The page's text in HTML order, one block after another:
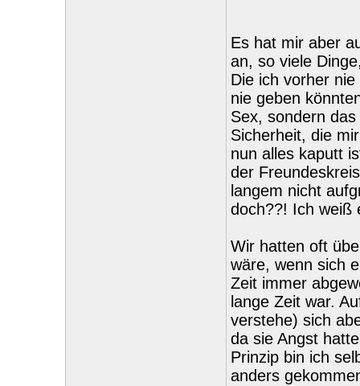
Es hat mir aber
an, so viele
Die ich vorher
nie geben
Sex, sondern
Sicherheit, die
nun alles kaputt
der
langem nicht
doch??! Ich weiß
Wir hatten oft
wäre, wenn sich
Zeit immer
lange Zeit war.
verstehe) sich
da sie Angst
Prinzip bin ich
anders